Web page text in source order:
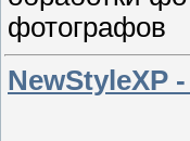
фотографов
NewStyleXP